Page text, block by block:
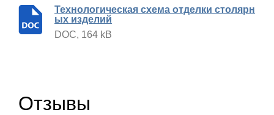
Технологическая схема отделки столярн
ых изделий
DOC, 164 kB
Отзывы